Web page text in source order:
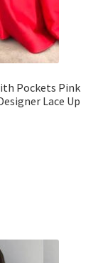
Pockets Pink
Lace Up